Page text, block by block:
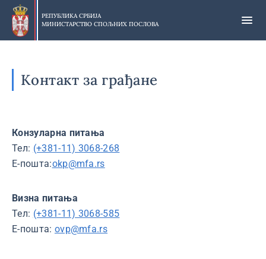
Прескочи
главни
део
РЕПУБЛИКА СРБИЈА
МИНИСТАРСТВО СПОЉНИХ ПОСЛОВА
Контакт за грађане
Конзуларна питања
Тел: (+381-11) 3068-268
Е-пошта:okp@mfa.rs
Визна питања
Тел: (+381-11) 3068-585
Е-пошта: ovp@mfa.rs